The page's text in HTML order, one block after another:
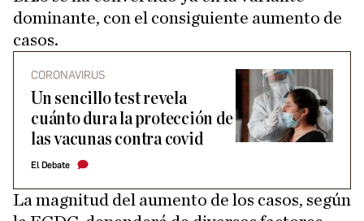
dominante, con el consiguiente aumento de
casos.
CORONAVIRUS
Un sencillo test revela
cuánto dura la protección de
las vacunas contra covid
El Debate
La magnitud del aumento de los casos, según